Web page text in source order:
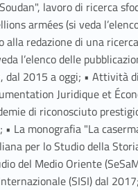
lavoro di ricerca
armées (si veda
redazione di una
l’elenco delle
dal 2015 a oggi; •
Juridique et
di riconosciuto
La monografia "La
per lo Studio della
del Medio Oriente
(SISI) dal 2017;